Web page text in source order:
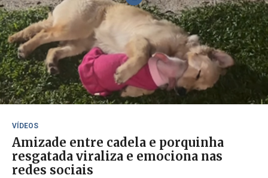
VÍDEOS
Amizade entre cadela e porquinha
resgatada viraliza e emociona nas
redes sociais